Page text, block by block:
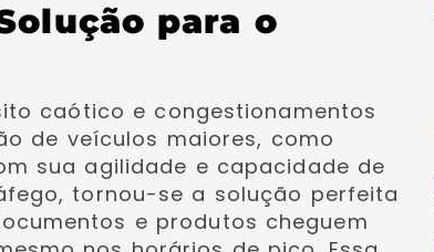
para o
caótico e congestionamentos
de veículos maiores, como
sua agilidade e capacidade de
tornou-se a solução perfeita
e produtos cheguem